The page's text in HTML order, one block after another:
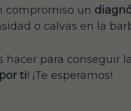
compromiso un
o calvas en la
para conseguir
ti! ¡Te esperamos!